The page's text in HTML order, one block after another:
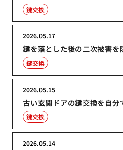
鍵交換
鍵を落とした後の二次被害を
2026.05.17
鍵交換
古い玄関ドアの鍵交換を自分
2026.05.15
鍵交換
2026.05.14